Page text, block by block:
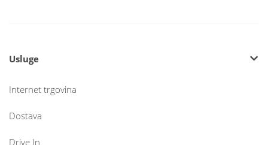
Usluge
Internet trgovina
Dostava
Drive In